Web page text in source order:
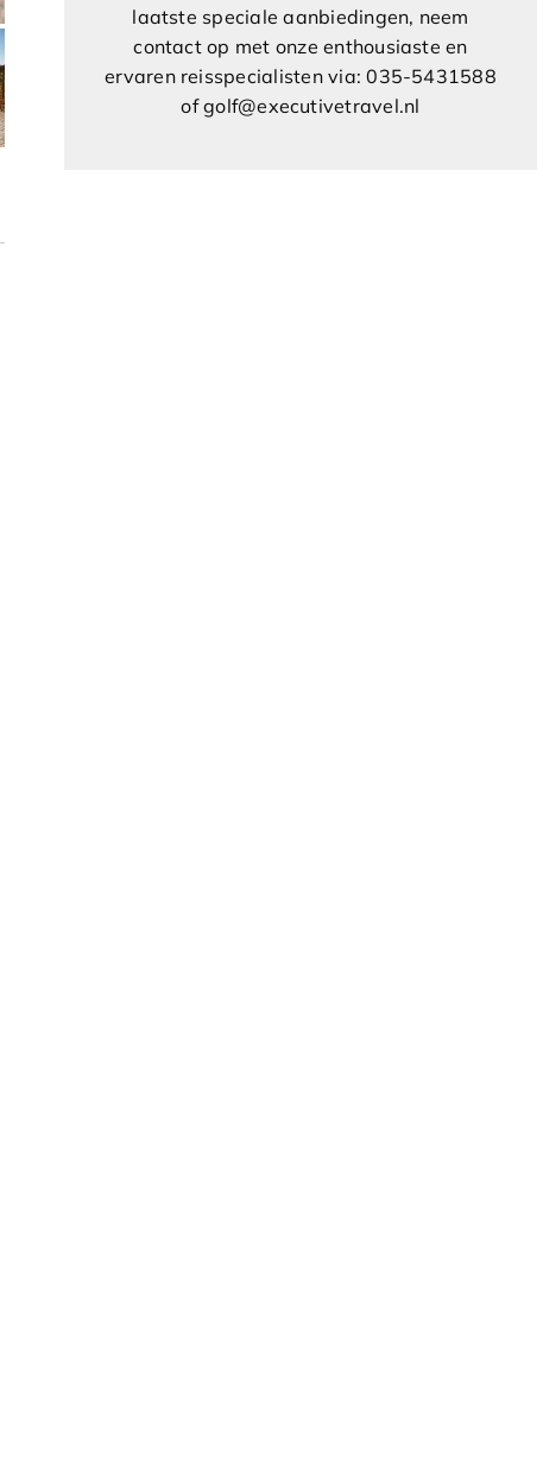
laatste speciale aanbiedingen, neem
contact op met onze enthousiaste en
ervaren reisspecialisten via: 035-5431588
of golf@executivetravel.nl